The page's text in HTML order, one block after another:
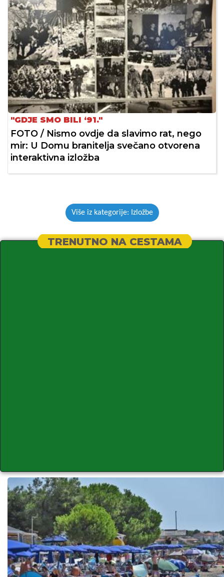
"GDJE SMO BILI ‘91."
FOTO / Nismo ovdje da slavimo rat, nego
mir: U Domu branitelja svečano otvorena
interaktivna izložba
Više iz kategorije: Izložbe
TRENUTNO NA CESTAMA